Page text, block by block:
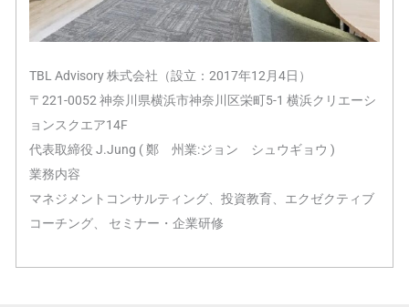
TBL Advisory 株式会社（設立：2017年12月4日）
〒221-0052 神奈川県横浜市神奈川区栄町5-1 横浜クリエーシ
ョンスクエア14F
代表取締役 J.Jung ( 鄭 州業:ジョン シュウギョウ )
業務内容
マネジメントコンサルティング、投資教育、エクゼクティブ
コーチング、 セミナー・企業研修